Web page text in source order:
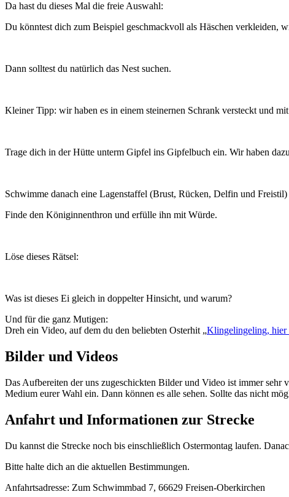
Da hast du dieses Mal die freie Auswahl:
Du könntest dich zum Beispiel geschmackvoll als Häschen verkleiden,
Dann solltest du natürlich das Nest suchen.
Kleiner Tipp: wir haben es in einem steinernen Schrank versteckt und
Trage dich in der Hütte unterm Gipfel ins Gipfelbuch ein. Wir haben
Schwimme danach eine Lagenstaffel (Brust, Rücken, Delfin und
Finde den Königinnenthron und erfülle ihn mit Würde.
Löse dieses Rätsel:
Was ist dieses Ei gleich in doppelter Hinsicht, und warum?
Und für die ganz Mutigen:
Dreh ein Video, auf dem du den beliebten Osterhit „Klingelingeling, hier
Bilder und Videos
Das Aufbereiten der uns zugeschickten Bilder und Video ist immer
Medium eurer Wahl ein. Dann können es alle sehen. Sollte das nicht
Anfahrt und Informationen zur Strecke
Du kannst die Strecke noch bis einschließlich Ostermontag laufen.
Bitte halte dich an die aktuellen Bestimmungen.
Anfahrtsadresse: Zum Schwimmbad 7, 66629 Freisen-Oberkirchen